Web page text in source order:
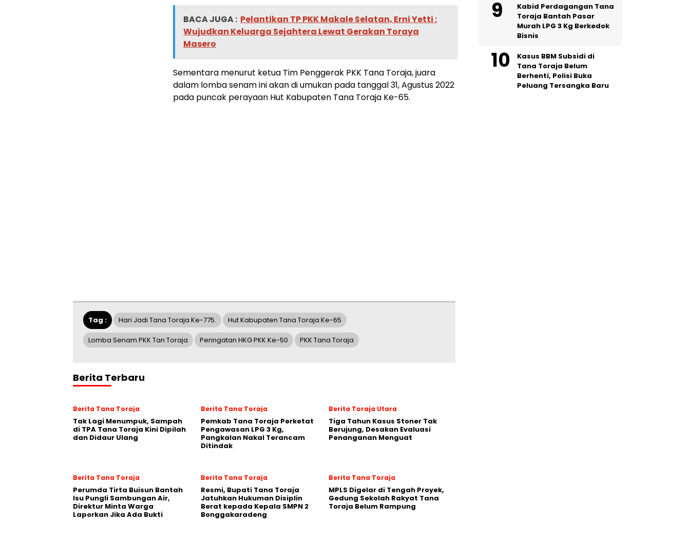
BACA JUGA : Pelantikan TP PKK Makale Selatan, Erni Yetti :
Wujudkan Keluarga Sejahtera Lewat Gerakan Toraya
Masero
Sementara menurut ketua Tim Penggerak PKK Tana Toraja, juara
dalam lomba senam ini akan di umukan pada tanggal 31, Agustus 2022
pada puncak perayaan Hut Kabupaten Tana Toraja Ke-65.
Tag : Hari Jadi Tana Toraja Ke-775. Hut Kabupaten Tana Toraja Ke-65
Lomba Senam PKK Tan Toraja Peringatan HKG PKK Ke-50 PKK Tana Toraja
Berita Terbaru
Berita Tana Toraja
Tak Lagi Menumpuk, Sampah
di TPA Tana Toraja Kini Dipilah
dan Didaur Ulang
Berita Tana Toraja
Pemkab Tana Toraja Perketat
Pengawasan LPG 3 Kg,
Pangkalan Nakal Terancam
Ditindak
Berita Toraja Utara
Tiga Tahun Kasus Stoner Tak
Berujung, Desakan Evaluasi
Penanganan Menguat
Berita Tana Toraja
Perumda Tirta Buisun Bantah
Isu Pungli Sambungan Air,
Direktur Minta Warga
Laporkan Jika Ada Bukti
Berita Tana Toraja
Resmi, Bupati Tana Toraja
Jatuhkan Hukuman Disiplin
Berat kepada Kepala SMPN 2
Bonggakaradeng
Berita Tana Toraja
MPLS Digelar di Tengah Proyek,
Gedung Sekolah Rakyat Tana
Toraja Belum Rampung
Kabid Perdagangan Tana
Toraja Bantah Pasar
Murah LPG 3 Kg Berkedok
Bisnis
Kasus BBM Subsidi di
Tana Toraja Belum
Berhenti, Polisi Buka
Peluang Tersangka Baru